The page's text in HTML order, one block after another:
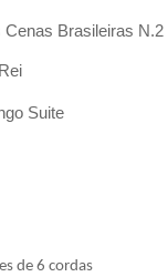
Brasileiras N.2
Suite
de 6 cordas